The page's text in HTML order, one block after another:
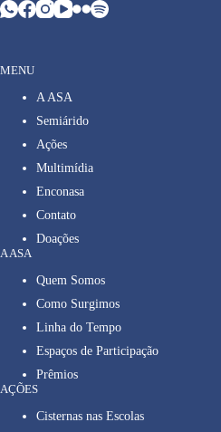
MENU
A ASA
Semiárido
Ações
Multimídia
Enconasa
Contato
Doações
A ASA
Quem Somos
Como Surgimos
Linha do Tempo
Espaços de Participação
Prêmios
AÇÕES
Cisternas nas Escolas